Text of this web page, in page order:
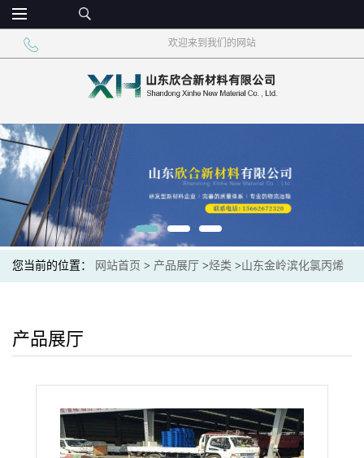
欢迎来到我们的网站
您当前的位置： 网站首页 > 产品展厅 >烃类 >山东金岭滨化氯丙烯
产品展厅